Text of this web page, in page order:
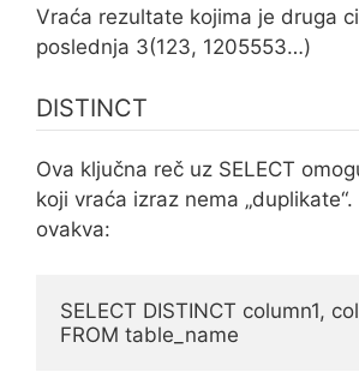
Vraća rezultate kojima je druga
poslednja 3(123, 1205553…)
DISTINCT
Ova ključna reč uz SELECT
koji vraća izraz nema
ovakva:
SELECT DISTINCT column1,
FROM table_name